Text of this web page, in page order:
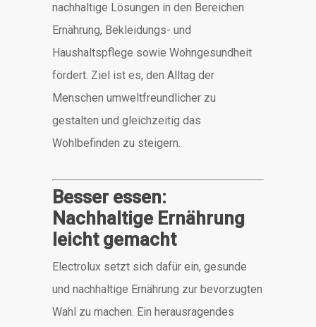
nachhaltige Lösungen in den Bereichen
Ernährung, Bekleidungs- und
Haushaltspflege sowie Wohngesundheit
fördert. Ziel ist es, den Alltag der
Menschen umweltfreundlicher zu
gestalten und gleichzeitig das
Wohlbefinden zu steigern.
Besser essen:
Nachhaltige Ernährung
leicht gemacht
Electrolux setzt sich dafür ein, gesunde
und nachhaltige Ernährung zur bevorzugten
Wahl zu machen. Ein herausragendes